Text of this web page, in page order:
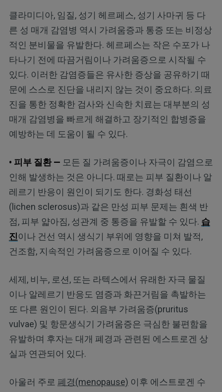
클라미디아, 임질, 성기 헤르페스, 성기 사마귀 등 다
른 성 매개 감염병 역시 가려움증과 통증 또는 비정상
적인 분비물을 유발한다. 헤르페스는 작은 수포가 나
타나기 전에 따끔거림이나 가려움증으로 시작될 수
있다. 이러한 감염증들은 유사한 증상을 공유하기 때
문에 스스로 진단을 내리지 않는 것이 중요하다. 의료
진을 통한 정확한 검사와 신속한 치료는 대부분의 성
매개 감염병을 빠르게 해결하고 장기적인 합병증을
예방하는 데 도움이 될 수 있다.
• 피부 질환 — 모든 질 가려움증이나 자극이 감염으로
인해 발생하는 것은 아니다. 때로는 피부 질환이나 알
레르기 반응이 원인이 되기도 한다. 경화성 태선
(lichen sclerosus)과 같은 만성 피부 문제는 흰색 반
점, 피부 얇아짐, 성관계 중 통증을 유발할 수 있다. 습
진이나 건선 역시 생식기 부위에 영향을 미쳐 발적,
건조함, 지속적인 가려움증으로 이어질 수 있다.
세제, 비누, 로션, 또는 라텍스에서 유래한 자극 물질
이나 알레르기 반응도 염증과 화끈거림을 촉발하는
또 다른 원인이 된다. 외음부 가려움증(pruritus
vulvae) 및 항문생식기 가려움증은 극심한 불편함을
유발하며 후자는 대개 폐경과 관련된 에스트로겐 상
실과 연관되어 있다.
아울러 주로 폐경(menopause) 이후 에스트로겐 수